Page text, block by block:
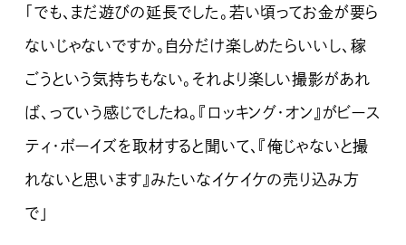
「でも、まだ遊びの延長でした。若い頃ってお金が要ら
ないじゃないですか。自分だけ楽しめたらいいし、稼
ごうという気持ちもない。それより楽しい撮影があれ
ば、っていう感じでしたね。『ロッキング・オン』がビース
ティ・ボーイズを取材すると聞いて、『俺じゃないと撮
れないと思います』みたいなイケイケの売り込み方
で」